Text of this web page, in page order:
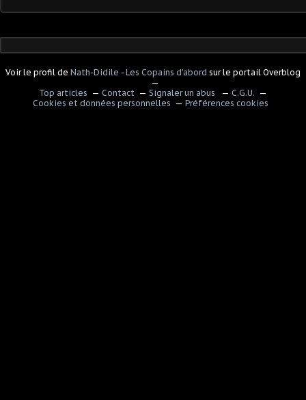
Voir le profil de Nath-Didile - Les Copains d'abord sur le portail Overblog
Top articles
Contact Signaler un abus
C.G.U.
Cookies et données personnelles
Préférences cookies